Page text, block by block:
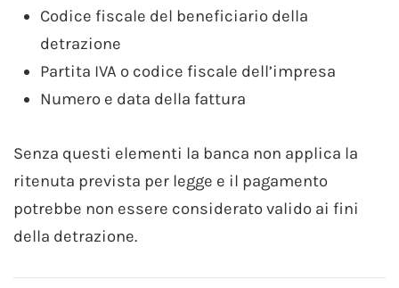
Codice fiscale del beneficiario della
detrazione
Partita IVA o codice fiscale dell’impresa
Numero e data della fattura
Senza questi elementi la banca non applica la
ritenuta prevista per legge e il pagamento
potrebbe non essere considerato valido ai fini
della detrazione.